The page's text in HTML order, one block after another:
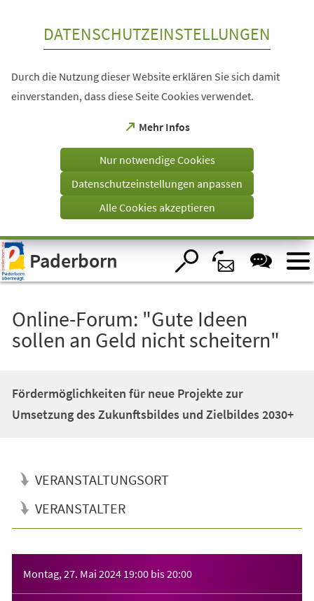
Visuelle
Assistenzsoftware
öffnen.
DATENSCHUTZEINSTELLUNGEN
Durch die Nutzung dieser Website erklären Sie sich damit
einverstanden, dass diese Seite Cookies verwendet.
Mehr Infos
(Öffnet
einem
Tab)
Nur notwendige Cookies
Datenschutzeinstellungen anpassen
Alle Cookies akzeptieren
Paderborn
Online-Forum: "Gute Ideen
sollen an Geld nicht scheitern"
Fördermöglichkeiten für neue Projekte zur
Umsetzung des Zukunftsbildes und Zielbildes 2030+
VERANSTALTUNGSORT
VERANSTALTER
Montag, 27. Mai 2024 19:00 bis20:00